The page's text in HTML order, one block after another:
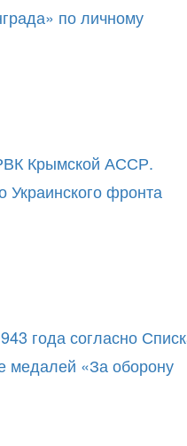
по личному
Крымской АССР.
Украинского фронта
года согласно
медалей «За оборону